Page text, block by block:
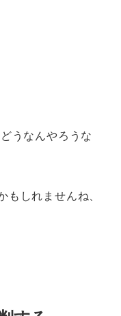
うなんやろうな
もしれませんね、